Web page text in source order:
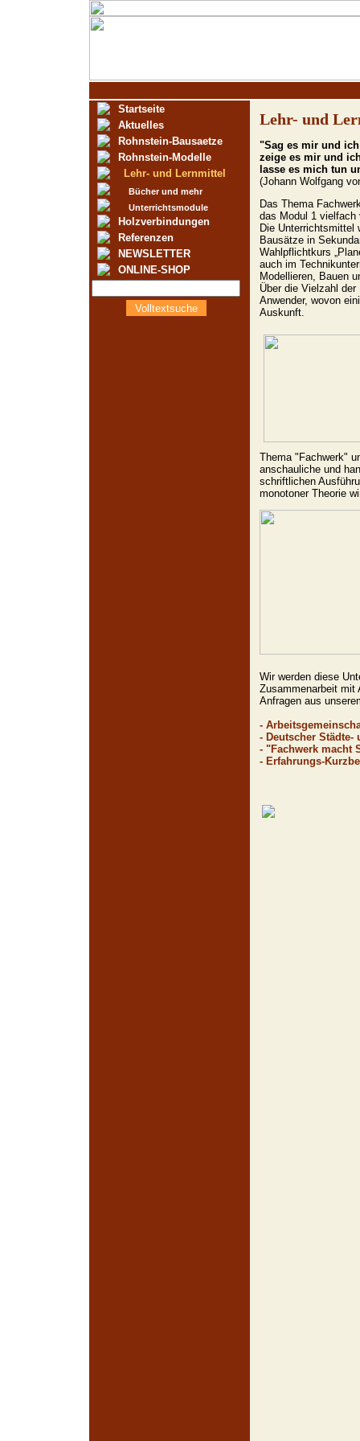
Startseite
Aktuelles
Rohnstein-Bausaetze
Rohnstein-Modelle
Lehr- und Lernmittel
Bücher und mehr
Unterrichtsmodule
Holzverbindungen
Referenzen
NEWSLETTER
ONLINE-SHOP
Volltextsuche
Lehr- und
"Sag es mir und
zeige es mir und
lasse es mich tun
(Johann Wolfgang
Das Thema
das Modul 1 vielfach
Die Unterrichtsmittel
Bausätze in
Wahlpflichtkurs
auch im
Modellieren, Bauen
Über die Vielzahl
Anwender, wovon
Auskunft.
Thema "Fachwerk"
anschauliche und
schriftlichen
monotoner Theorie
Wir werden diese
Zusammenarbeit mit
Anfragen aus
-
- Deutscher Städte-
- "Fachwerk macht
- Erfahrungs-